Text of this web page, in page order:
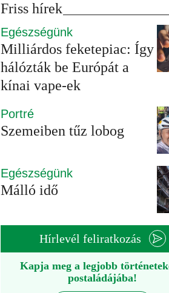
Friss hírek
Egészségünk
Milliárdos feketepiac: Így
hálózták be Európát a
kínai vape-ek
Portré
Szemeiben tűz lobog
Egészségünk
Málló idő
Hírlevél feliratkozás
Kapja meg a legjobb
postaládájába!